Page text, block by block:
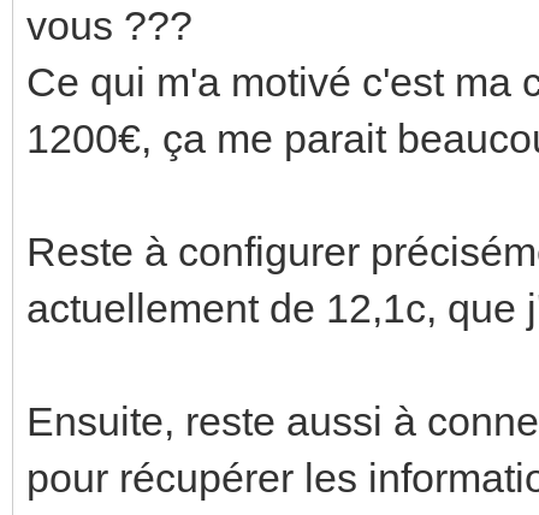
vous ???
Ce qui m'a motivé c'est ma
1200€, ça me parait
Reste à configurer
actuellement de 12,1c, que
Ensuite, reste aussi à
pour récupérer les